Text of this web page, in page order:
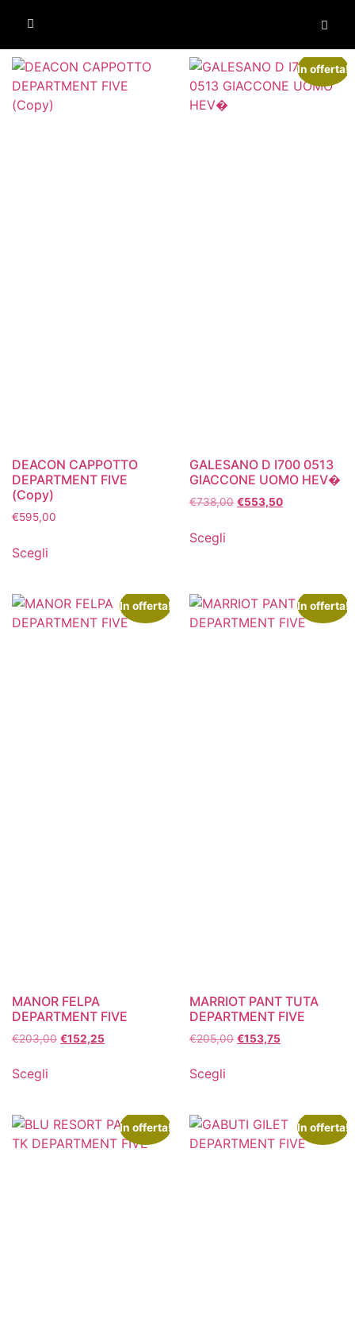
DEACON CAPPOTTO
DEPARTMENT FIVE
(Copy)
€595,00
Scegli
In offerta!
GALESANO D I700 0513
GIACCONE UOMO HEV�
€738,00 €553,50
Scegli
In offerta!
MANOR FELPA
DEPARTMENT FIVE
€203,00 €152,25
Scegli
In offerta!
MARRIOT PANT TUTA
DEPARTMENT FIVE
€205,00 €153,75
Scegli
In offerta! In offerta!